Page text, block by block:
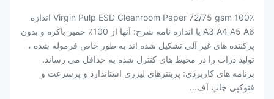
100٪ Virgin Pulp ESD Cleanroom Paper 72/75 gsm اندازه
A3 A4 A5 A6 یا اندازه نامه شرح: آنها از 100٪ خمیر باکره و بدون
پرکننده های غیر آلی تشکیل شده اند به طور خاص فرموله شده ،
تولید ذرات را در محیط های کنترل شده به حداقل می رساند.
برنامه های کاربردی: پرینترهای لیزری استاندارد و پرسرعت و
فتوکپی چاپ آف...